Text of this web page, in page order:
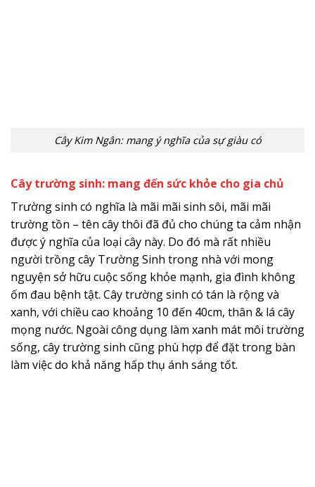
Cây Kim Ngân: mang ý nghĩa của sự giàu có
Cây trường sinh: mang đến sức khỏe cho gia chủ
Trường sinh có nghĩa là mãi mãi sinh sôi, mãi mãi
trường tồn – tên cây thôi đã đủ cho chúng ta cảm nhận
được ý nghĩa của loại cây này. Do đó mà rất nhiều
người trồng cây Trường Sinh trong nhà với mong
nguyện sở hữu cuộc sống khỏe mạnh, gia đình không
ốm đau bệnh tật. Cây trường sinh có tán là rộng và
xanh, với chiều cao khoảng 10 đến 40cm, thân & lá cây
mọng nước. Ngoài công dụng làm xanh mát môi trường
sống, cây trường sinh cũng phù hợp để đặt trong bàn
làm việc do khả năng hấp thụ ánh sáng tốt.